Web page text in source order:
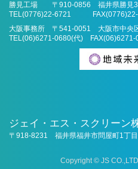
勝見工場 〒910-0856 福井県勝見
TEL(0776)22-6721
大阪事務所 〒541-0051 大阪市中央
TEL(06)6271-0680(代)
FAX(06)6271-
ジェイ・エス・スクリーン
〒918-8231 福井県福井市問屋町1丁
Copyright © JS